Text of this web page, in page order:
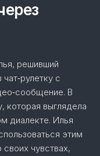
решивший
с
В
которая выглядела
диалекте. Илья
этим
чувствах,